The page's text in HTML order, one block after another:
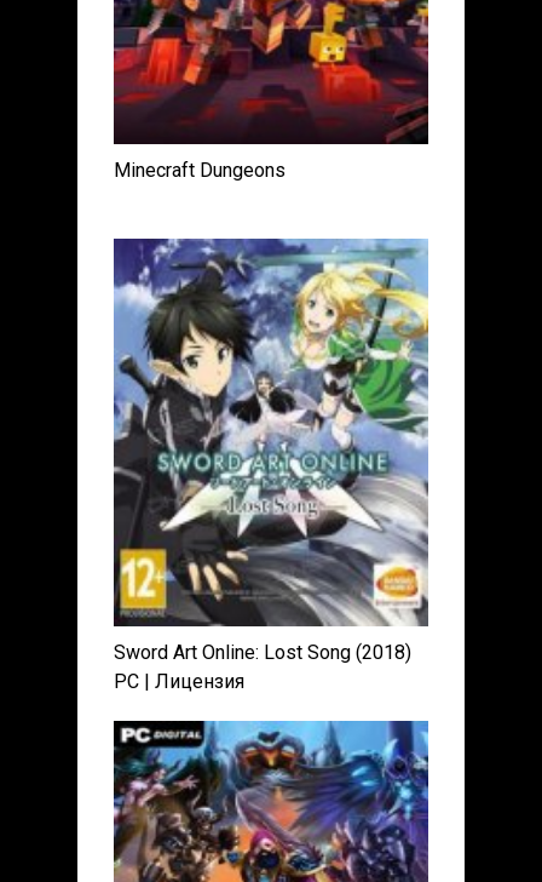
Minecraft Dungeons
Sword Art Online: Lost Song (2018)
PC | Лицензия